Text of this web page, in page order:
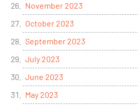
November 2023
October 2023
September 2023
July 2023
June 2023
May 2023